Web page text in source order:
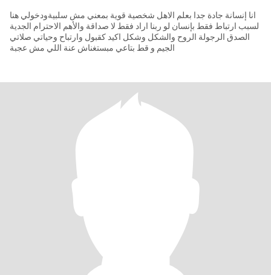
انا إنسانة جادة جدا بعلم الاهل شخصية قوية بمعني مش سلبيةودخولي هنا
لسبب ارتباط فقط بإنسان لو ربنا اراد فقط لا صداقة والأهم الاحترام الجدية
الصدق الرجولة الروح والشكل وشكل اكيد كقبول وارتباح وحياتي صلاتي
الجيم و قط بتاعي مبستغناش عنة اللي مش عجبة